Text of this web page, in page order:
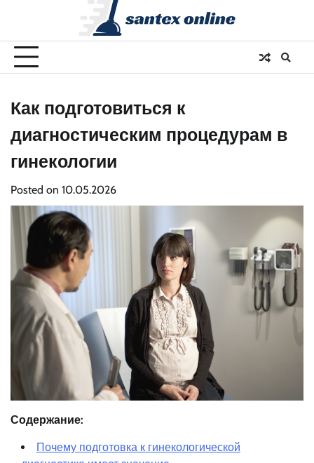
content
Как подготовиться к
диагностическим процедурам в
гинекологии
Posted on 10.05.2026
Содержание:
Почему подготовка к гинекологической